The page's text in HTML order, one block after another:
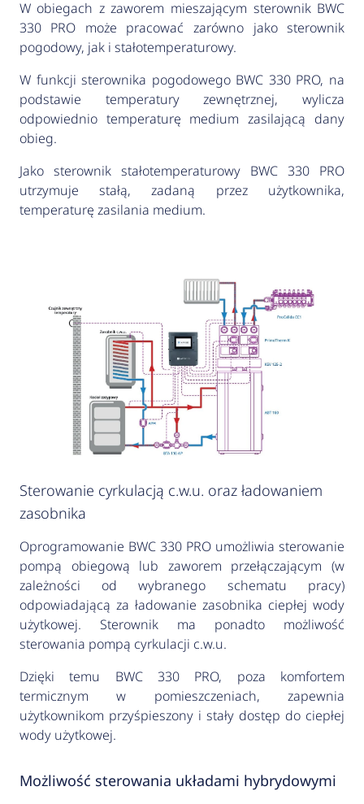
W obiegach z zaworem mieszającym sterownik BWC
330 PRO może pracować zarówno jako sterownik
pogodowy, jak i stałotemperaturowy.
W funkcji sterownika pogodowego BWC 330 PRO, na
podstawie temperatury zewnętrznej, wylicza
odpowiednio temperaturę medium zasilającą dany
obieg.
Jako sterownik stałotemperaturowy BWC 330 PRO
utrzymuje stałą, zadaną przez użytkownika,
temperaturę zasilania medium.
Sterowanie cyrkulacją c.w.u. oraz ładowaniem
zasobnika
Oprogramowanie BWC 330 PRO umożliwia sterowanie
pompą obiegową lub zaworem przełączającym (w
zależności od wybranego schematu pracy)
odpowiadającą za ładowanie zasobnika ciepłej wody
użytkowej. Sterownik ma ponadto możliwość
sterowania pompą cyrkulacji c.w.u.
Dzięki temu BWC 330 PRO, poza komfortem
termicznym w pomieszczeniach, zapewnia
użytkownikom przyśpieszony i stały dostęp do ciepłej
wody użytkowej.
Możliwość sterowania układami hybrydowymi